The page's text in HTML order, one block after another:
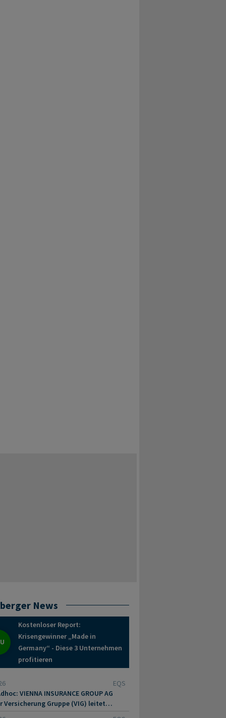
News
Kostenloser Report:
Krisengewinner „Made in
Germany“ - Diese 3 Unternehmen
profitieren
EQS
VIENNA INSURANCE GROUP AG
Versicherung Gruppe (VIG) leitet
zur Übertragung der Aktien der